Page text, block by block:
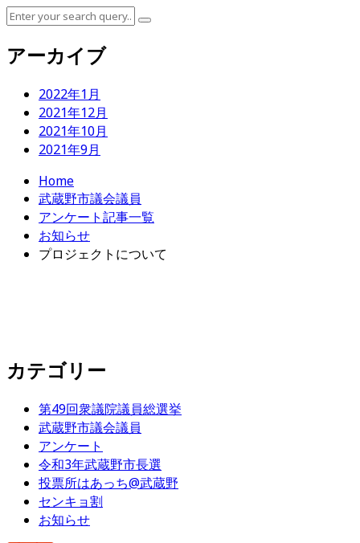
アーカイブ
2022年1月
2021年12月
2021年10月
2021年9月
Home
武蔵野市議会議員
アンケート記事一覧
お知らせ
プロジェクトについて
カテゴリー
第49回衆議院議員総選挙
武蔵野市議会議員
アンケート
令和3年武蔵野市長選
投票所はあっち@武蔵野
センキョ割
お知らせ